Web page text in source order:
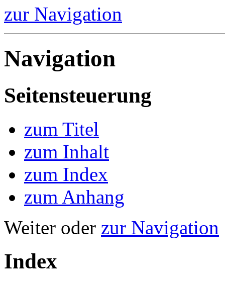
zur Navigation
Navigation
Seitensteuerung
zum Titel
zum Inhalt
zum Index
zum Anhang
Weiter oder zur Navigation
Index